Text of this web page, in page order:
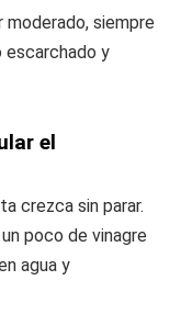
moderado, siempre
escarchado y
el
crezca sin parar.
poco de vinagre
agua y